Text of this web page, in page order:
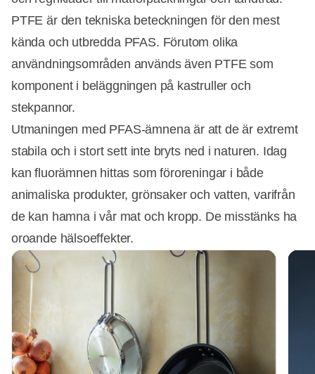
PTFE är den tekniska beteckningen för den mest
kända och utbredda PFAS. Förutom olika
användningsområden används även PTFE som
komponent i beläggningen på kastruller och
stekpannor.
Utmaningen med PFAS-ämnena är att de är extremt
stabila och i stort sett inte bryts ned i naturen. Idag
kan fluorämnen hittas som föroreningar i både
animaliska produkter, grönsaker och vatten, varifrån
de kan hamna i vår mat och kropp. De misstänks ha
oroande hälsoeffekter.